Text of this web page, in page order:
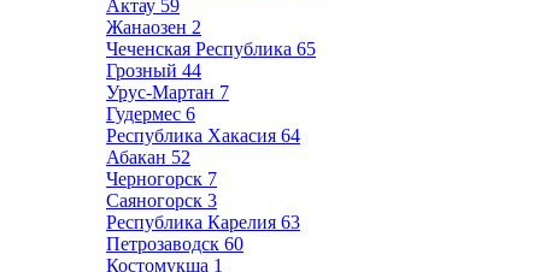
Актау 59
Жанаозен 2
Чеченская Республика 65
Грозный 44
Урус-Мартан 7
Гудермес 6
Республика Хакасия 64
Абакан 52
Черногорск 7
Саяногорск 3
Республика Карелия 63
Петрозаводск 60
Костомукша 1